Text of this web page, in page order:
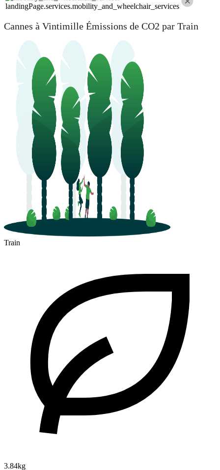
landingPage.services.mobility_and_wheelchair_services
Cannes à Vintimille Émissions de CO2 par Train
Train
3.84kg